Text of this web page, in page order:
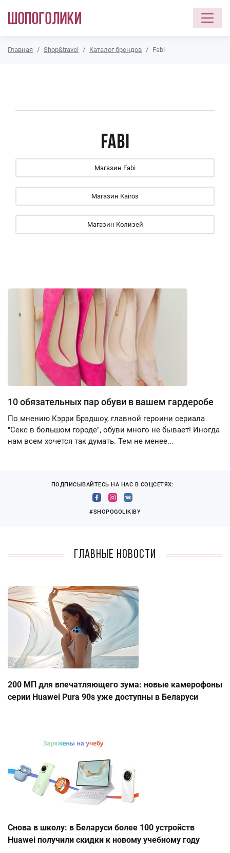
Главная Shop&travel Каталог брендов Fabi
Fabi
Магазин Fabi
Магазин Kairos
Магазин Колизей
10 обязательных пар обуви в вашем гардеробе
По мнению Кэрри Брэдшоу, главной героини сериала
"Секс в большом городе", обуви много не бывает! Иногда
нам всем хочется так думать. Тем не менее...
ПОДПИСЫВАЙТЕСЬ НА НАС В СОЦСЕТЯХ:
#SHOPOGOLIKIBY
Главные новости
200 МП для впечатляющего зума: новые камерофоны
серии Huawei Pura 90s уже доступны в Беларуси
Снова в школу: в Беларуси более 100 устройств
Huawei получили скидки к новому учебному году